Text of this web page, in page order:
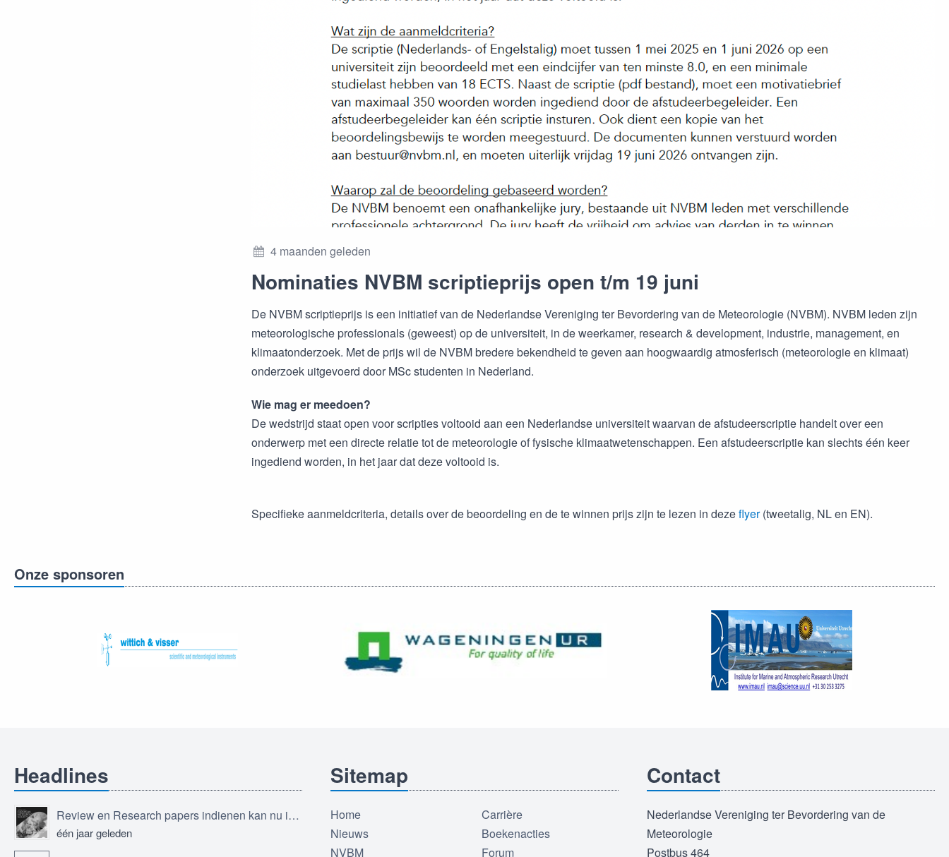
4 maanden geleden
Nominaties NVBM scriptieprijs open t/m 19 juni
De NVBM scriptieprijs is een initiatief van de Nederlandse Vereniging ter Bevordering van de Meteorologie (NVBM). NVBM leden zijn
meteorologische professionals (geweest) op de universiteit, in de weerkamer, research & development, industrie, management, en
klimaatonderzoek. Met de prijs wil de NVBM bredere bekendheid te geven aan hoogwaardig atmosferisch (meteorologie en klimaat)
onderzoek uitgevoerd door MSc studenten in Nederland.
Wie mag er meedoen?
De wedstrijd staat open voor scripties voltooid aan een Nederlandse universiteit waarvan de afstudeerscriptie handelt over een
onderwerp met een directe relatie tot de meteorologie of fysische klimaatwetenschappen. Een afstudeerscriptie kan slechts één keer
ingediend worden, in het jaar dat deze voltooid is.
Specifieke aanmeldcriteria, details over de beoordeling en de te winnen prijs zijn te lezen in dezeflyer(tweetalig, NL en EN).
Onze sponsoren
Headlines
Review en Research papers indienen kan nu in Journal of the European Meteorological Society
één jaar geleden
Sitemap
Home
Nieuws
NVBM
Carrière
Boekenacties
Forum
Contact
Nederlandse Vereniging ter Bevordering van de
Meteorologie
Postbus 464